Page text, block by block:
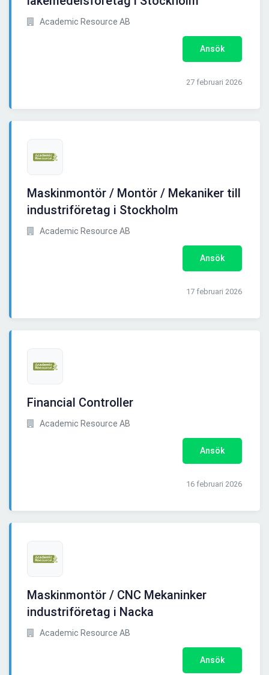
Academic Resource AB
Ansök
27 februari 2026
Maskinmontör / Montör / Mekaniker till
industriföretag i Stockholm
Academic Resource AB
Ansök
17 februari 2026
Financial Controller
Academic Resource AB
Ansök
16 februari 2026
Maskinmontör / CNC Mekaninker
industriföretag i Nacka
Academic Resource AB
Ansök